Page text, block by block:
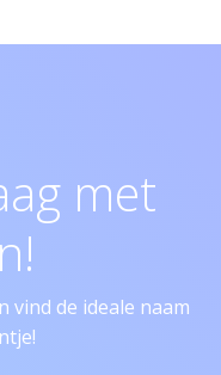
met
vind de ideale naam